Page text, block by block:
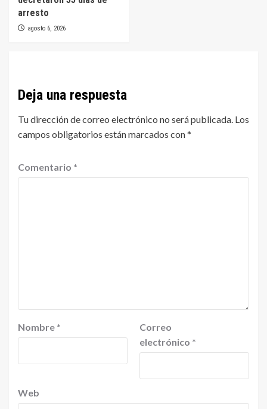
arresto
agosto 6, 2026
Deja una respuesta
Tu dirección de correo electrónico no será publicada. Los
campos obligatorios están marcados con*
Comentario *
Nombre *
Correo
electrónico *
Web